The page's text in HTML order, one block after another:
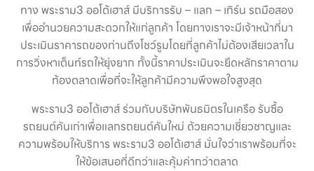
ทาง พระราม3 ออโต้เฮาส์ มีบริการรับ – แลก – เทิร์น รถมือสอง
เพื่ออำนวยความสะดวกให้แก่ลูกค้า โดยทางเราจะมีเจ้าหน้าที่มา
ประเมินราคารถของท่านถึงโชว์รูมโดยที่ลูกค้าไม่ต้องเสียเวลาใน
การวิ่งหาเต็นท์รถให้ยุ่งยาก ทั้งนี้ราคาประเมินจะยึดหลักราคาตาม
ท้องตลาดเพื่อที่จะให้ลูกค้ามีความพึงพอใจสูงสุด
พระราม3 ออโต้เฮาส์ ร่วมกับบริษัทพันธมิตรในเครือ รับซื้อ
รถยนต์คันเก่าเพื่อแลกรถยนต์คันใหม่ ด้วยความเชี่ยวชาญและ
ความพร้อมให้บริการ พระราม3 ออโต้เฮาส์ มั่นใจว่าเราพร้อมที่จะ
ให้ข้อเสนอที่ดีกว่าและคุ้มค่ากว่าตลาด